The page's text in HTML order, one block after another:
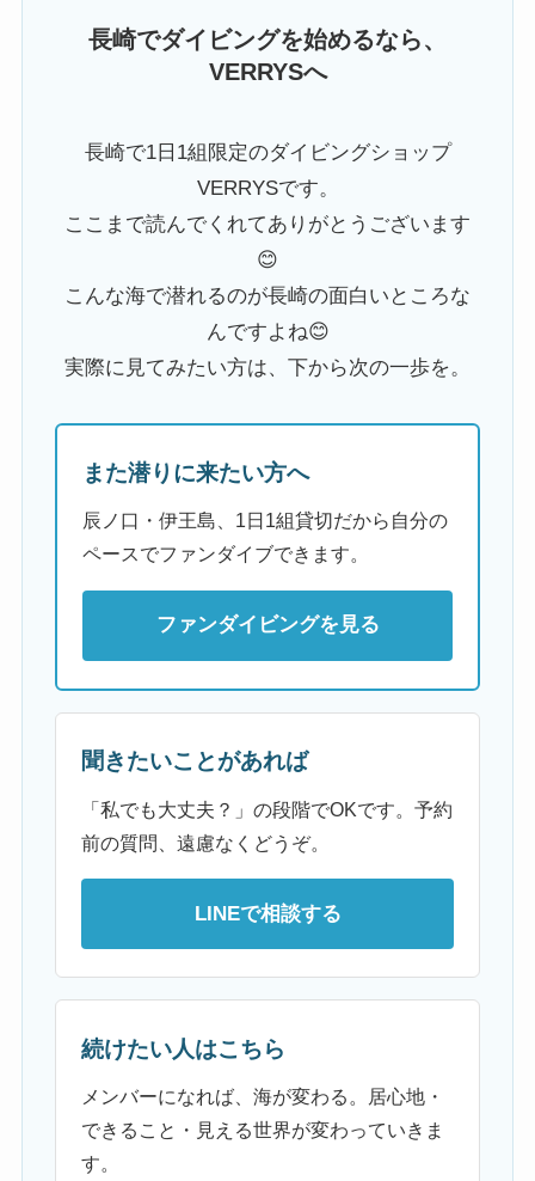
長崎でダイビングを始めるなら、
VERRYSへ
長崎で1日1組限定のダイビングショップ
VERRYSです。
ここまで読んでくれてありがとうございます
😊
こんな海で潜れるのが長崎の面白いところな
んですよね😊
実際に見てみたい方は、下から次の一歩を。
また潜りに来たい方へ
辰ノ口・伊王島、1日1組貸切だから自分の
ペースでファンダイブできます。
ファンダイビングを見る
聞きたいことがあれば
「私でも大丈夫？」の段階でOKです。予約
前の質問、遠慮なくどうぞ。
LINEで相談する
続けたい人はこちら
メンバーになれば、海が変わる。居心地・
できること・見える世界が変わっていきま
す。